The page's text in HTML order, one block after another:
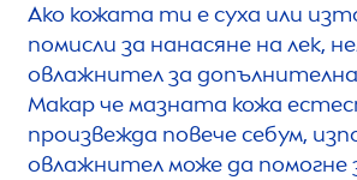
Ако кожата ти е суха или
помисли за нанасяне на лек,
овлажнител за
Макар че мазната кожа
произвежда повече себум,
овлажнител може да помогне